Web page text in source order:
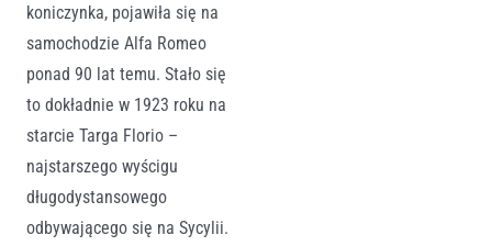
koniczynka, pojawiła się na
samochodzie Alfa Romeo
ponad 90 lat temu. Stało się
to dokładnie w 1923 roku na
starcie Targa Florio –
najstarszego wyścigu
długodystansowego
odbywającego się na Sycylii.